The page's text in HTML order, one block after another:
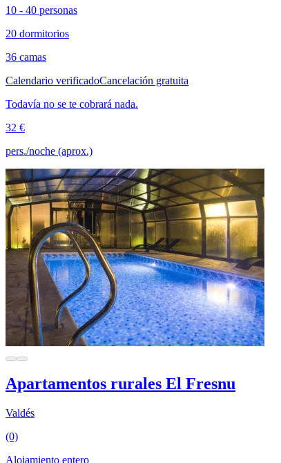
10 - 40 personas
20 dormitorios
36 camas
Calendario verificadoCancelación gratuita
Todavía no se te cobrará nada.
32 €
pers./noche (aprox.)
Apartamentos rurales El Fresnu
Valdés
(0)
Alojamiento entero